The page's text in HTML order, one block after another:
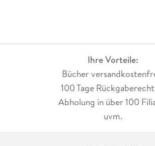
Ihre Vorteile:
Bücher
100 Tage
Abholung in über 100
uvm.